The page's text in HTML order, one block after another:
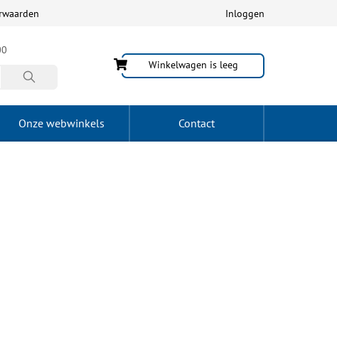
Inloggen
Winkelwagen is leeg
Onze webwinkels Contact